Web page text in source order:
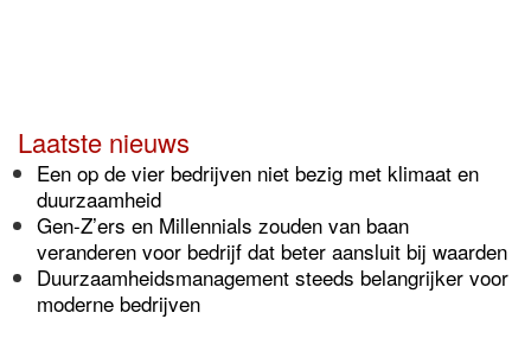
Laatste nieuws
Een op de vier bedrijven niet bezig met klimaat en
duurzaamheid
Gen-Z’ers en Millennials zouden van baan
veranderen voor bedrijf dat beter aansluit bij waarden
Duurzaamheidsmanagement steeds belangrijker voor
moderne bedrijven